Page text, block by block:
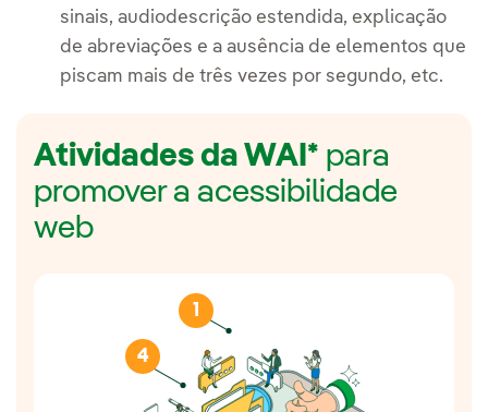
sinais, audiodescrição estendida, explicação
de abreviações e a ausência de elementos que
piscam mais de três vezes por segundo, etc.
Atividades da WAI* para
promover a acessibilidade
web
1
4